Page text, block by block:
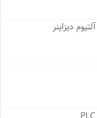
دیزاینر